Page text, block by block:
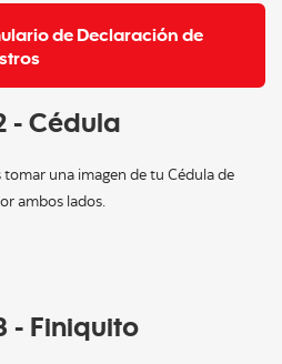
de Declaración de
- Cédula
tomar una imagen de tu Cédula de
ambos lados.
- Finiquito